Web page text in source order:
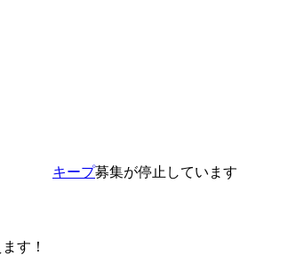
キープ募集が停止しています